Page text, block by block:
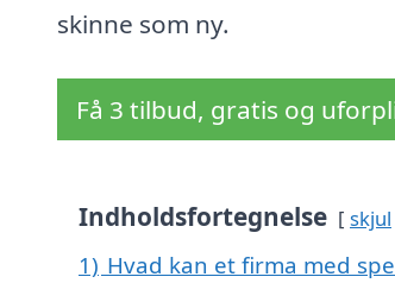
skinne som ny.
Få 3 tilbud, gratis og
Indholdsfortegnelse skjul
1) Hvad kan et firma med